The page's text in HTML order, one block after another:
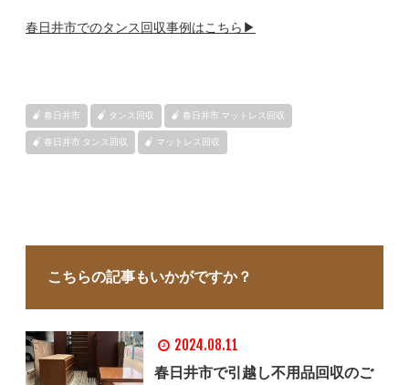
春日井市でのタンス回収事例はこちら▶
春日井市 タンス回収 春日井市 マットレス回収
春日井市 タンス回収 マットレス回収
こちらの記事もいかがですか？
2024.08.11
春日井市で引越し不用品回収のご